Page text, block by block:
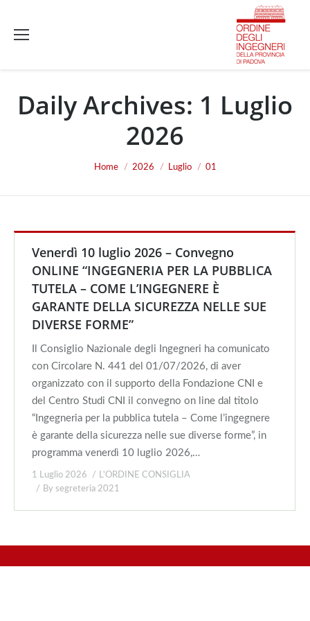
Daily Archives: 1 Luglio
2026
Home 2026 Luglio 01
Venerdì 10 luglio 2026 – Convegno
ONLINE “INGEGNERIA PER LA PUBBLICA
TUTELA – COME L’INGEGNERE È
GARANTE DELLA SICUREZZA NELLE SUE
DIVERSE FORME”
Il Consiglio Nazionale degli Ingegneri ha comunicato
con Circolare N. 441 del 01/07/2026, di aver
organizzato con il supporto della Fondazione CNI e
del Centro Studi CNI il convegno on line dal titolo
“Ingegneria per la pubblica tutela – Come l’ingegnere
è garante della sicurezza nelle sue diverse forme”, in
programma venerdì 10 luglio 2026,…
1 Luglio 2026
L'ORDINE CONSIGLIA
By segreteria 2021